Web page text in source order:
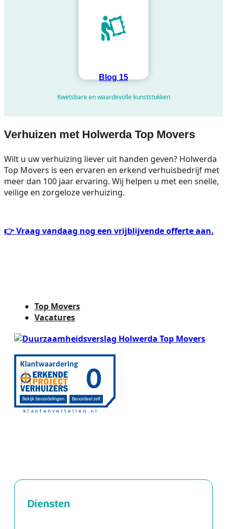
Blog 15
Kwetsbare en waardevolle kunststukken
Verhuizen met Holwerda Top Movers
Wilt u uw verhuizing liever uit handen geven? Holwerda
Top Movers is een ervaren en erkend verhuisbedrijf met
meer dan 100 jaar ervaring. Wij helpen u met een snelle,
veilige en zorgeloze verhuizing.
👉 Vraag vandaag nog een vrijblijvende offerte aan.
Top Movers
Vacatures
Diensten